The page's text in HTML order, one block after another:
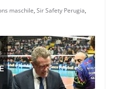
è
maschile, Sir Safety Perugia,